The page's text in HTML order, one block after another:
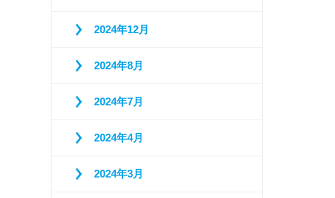
2024年12月
2024年8月
2024年7月
2024年4月
2024年3月